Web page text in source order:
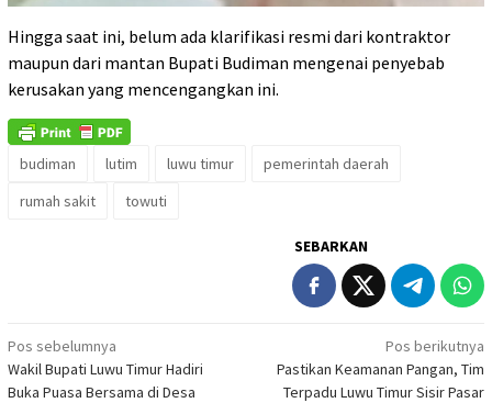
Hingga saat ini, belum ada klarifikasi resmi dari kontraktor
maupun dari mantan Bupati Budiman mengenai penyebab
kerusakan yang mencengangkan ini.
budiman lutim luwu timur
pemerintah daerah
rumah sakit
towuti
SEBARKAN
Navigasi
pos
Pos sebelumnya
Wakil Bupati Luwu Timur Hadiri
Buka Puasa Bersama di Desa
Pos berikutnya
Pastikan Keamanan Pangan, Tim
Terpadu Luwu Timur Sisir Pasar